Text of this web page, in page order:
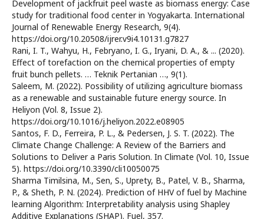
Development of jackfruit peel waste as biomass energy: Case
study for traditional food center in Yogyakarta. International
Journal of Renewable Energy Research, 9(4).
https://doi.org/10.20508/ijrer.v9i4.10131.g7827
Rani, I. T., Wahyu, H., Febryano, I. G., Iryani, D. A., & ... (2020).
Effect of torefaction on the chemical properties of empty
fruit bunch pellets. … Teknik Pertanian …, 9(1).
Saleem, M. (2022). Possibility of utilizing agriculture biomass
as a renewable and sustainable future energy source. In
Heliyon (Vol. 8, Issue 2).
https://doi.org/10.1016/j.heliyon.2022.e08905
Santos, F. D., Ferreira, P. L., & Pedersen, J. S. T. (2022). The
Climate Change Challenge: A Review of the Barriers and
Solutions to Deliver a Paris Solution. In Climate (Vol. 10, Issue
5). https://doi.org/10.3390/cli10050075
Sharma Timilsina, M., Sen, S., Uprety, B., Patel, V. B., Sharma,
P., & Sheth, P. N. (2024). Prediction of HHV of fuel by Machine
learning Algorithm: Interpretability analysis using Shapley
Additive Explanations (SHAP). Fuel, 357.